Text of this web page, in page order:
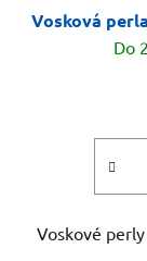
Vosková
Do
Voskové